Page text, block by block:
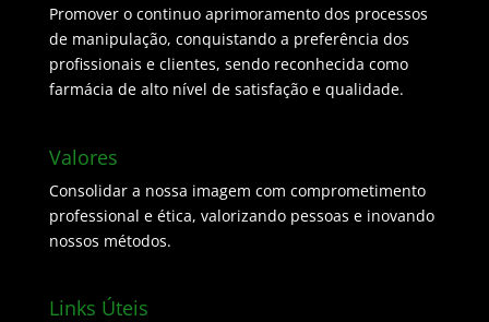
Promover o continuo aprimoramento dos processos
de manipulação, conquistando a preferência dos
profissionais e clientes, sendo reconhecida como
farmácia de alto nível de satisfação e qualidade.
Valores
Consolidar a nossa imagem com comprometimento
professional e ética, valorizando pessoas e inovando
nossos métodos.
Links Úteis